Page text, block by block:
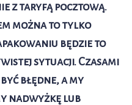
z taryfą pocztową.
można to tylko
będzie to
sytuacji. Czasami
błędne, a my
nadwyżkę lub